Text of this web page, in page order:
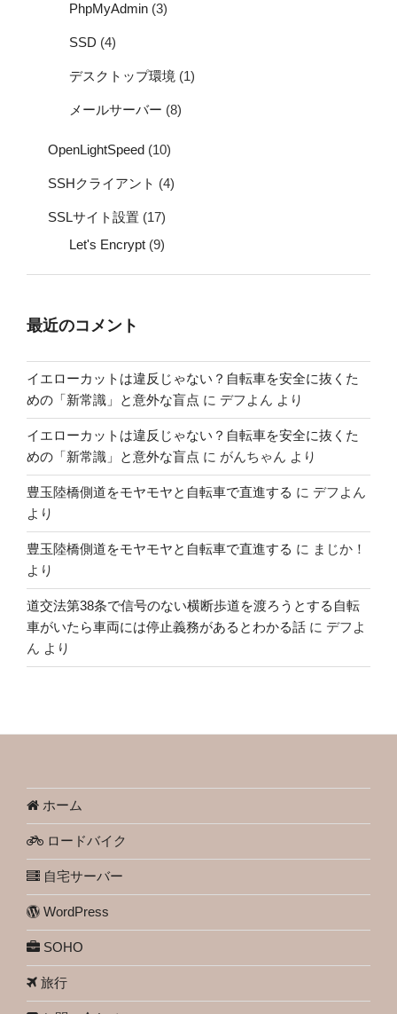
PhpMyAdmin (3)
SSD (4)
デスクトップ環境 (1)
メールサーバー (8)
OpenLightSpeed (10)
SSHクライアント (4)
SSLサイト設置 (17)
Let's Encrypt (9)
最近のコメント
イエローカットは違反じゃない？自転車を安全に抜くた
めの「新常識」と意外な盲点 に デフよん より
イエローカットは違反じゃない？自転車を安全に抜くた
めの「新常識」と意外な盲点 に がんちゃん より
豊玉陸橋側道をモヤモヤと自転車で直進する に デフよん
より
豊玉陸橋側道をモヤモヤと自転車で直進する に まじか！
より
道交法第38条で信号のない横断歩道を渡ろうとする自転
車がいたら車両には停止義務があるとわかる話 に デフよ
ん より
ホーム
ロードバイク
自宅サーバー
WordPress
SOHO
旅行